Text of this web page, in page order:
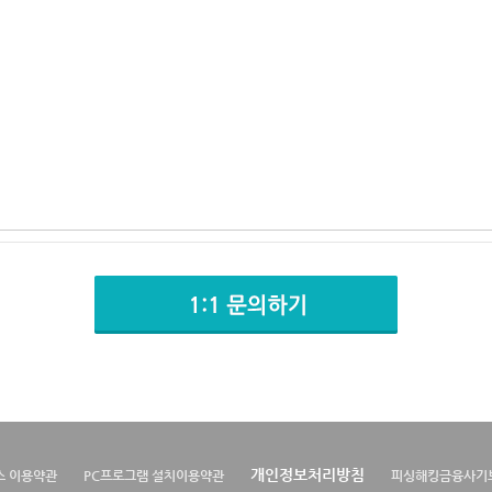
이용약관 PC프로그램 설치이용약관 개인정보처리방침 피싱해킹금융사기